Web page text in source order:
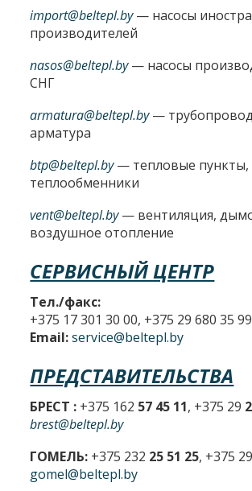
import@beltepl.by— насосы
производителей
nasos@beltepl.by— насосы
СНГ
armatura@beltepl.by—
арматура
btp@beltepl.by— тепловые пункты,
теплообменники
vent@beltepl.by— вентиляция,
воздушное отопление
СЕРВИСНЫЙ ЦЕНТР
Тел./факс:
+375 17 301 30 00, +375 29 680 35
Email: service@beltepl.by
ПРЕДСТАВИТЕЛЬСТВА
БРЕСТ : +375 162 57 45 11, +375 29
brest@beltepl.by
ГОМЕЛЬ: +375 232 25 51 25, +375 29
gomel@beltepl.by